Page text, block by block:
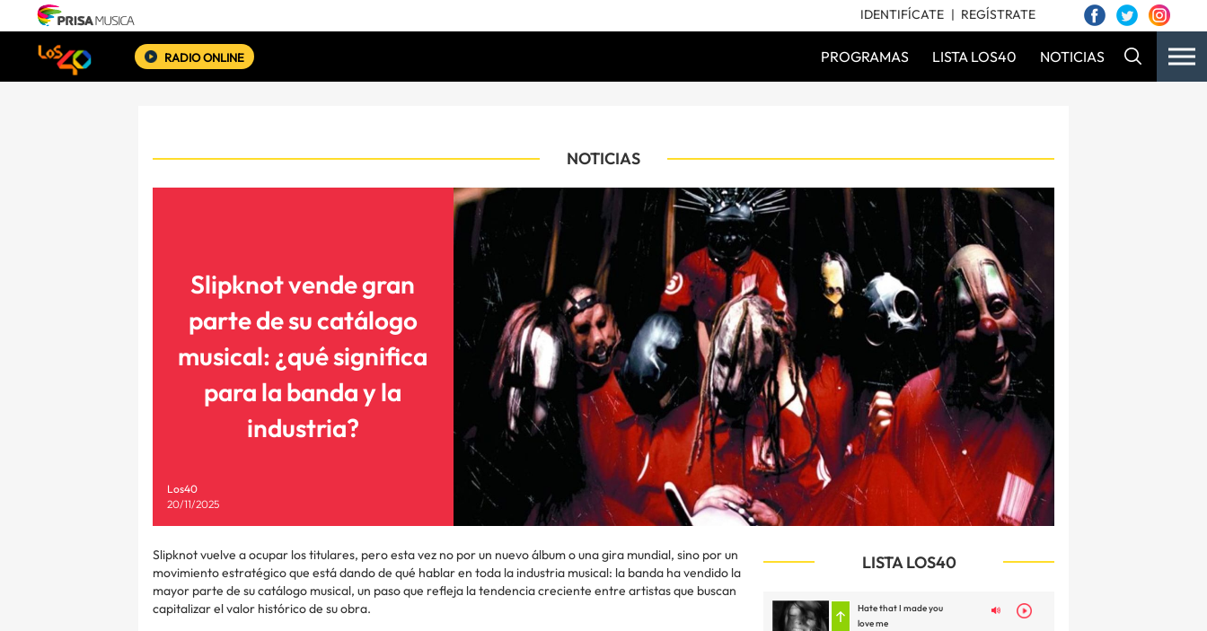
IDENTIFÍCATE REGÍSTRATE
RADIO ONLINE PROGRAMAS LISTA LOS40 NOTICIAS
NOTICIAS
Slipknot vende gran
parte de su catálogo
musical: ¿qué significa
para la banda y la
industria?
Los40
20/11/2025
Slipknot vuelve a ocupar los titulares, pero esta vez no por un nuevo álbum o una gira mundial, sino por un
movimiento estratégico que está dando de qué hablar en toda la industria musical: la banda ha vendido la
mayor parte de su catálogo musical, un paso que refleja la tendencia creciente entre artistas que buscan
capitalizar el valor histórico de su obra.
LISTA LOS40
Hate that I made you
love me